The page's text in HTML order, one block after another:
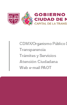
CDMX/Organismo Público
Transparencia
Trámites y Servicios
Atención Ciudadana
Web e-mail PAOT